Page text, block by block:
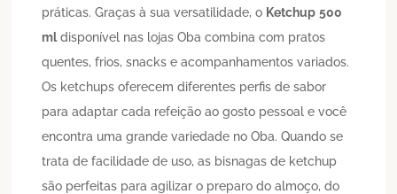
práticas. Graças à sua versatilidade, o Ketchup 500
mldisponível nas lojas Oba combina com pratos
quentes, frios, snacks e acompanhamentos variados.
Os ketchups oferecem diferentes perfis de sabor
para adaptar cada refeição ao gosto pessoal e você
encontra uma grande variedade no Oba. Quando se
trata de facilidade de uso, as bisnagas de ketchup
são perfeitas para agilizar o preparo do almoço, do